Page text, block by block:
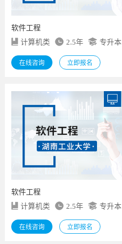
软件工程
计算机类
2.5年 专升本
在线咨询 立即报名
软件工程
计算机类
2.5年 专升本
在线咨询 立即报名